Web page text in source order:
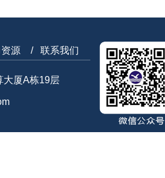
资源 联系我们
大厦A栋19层